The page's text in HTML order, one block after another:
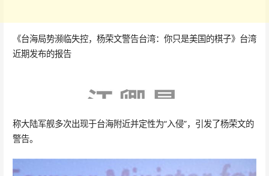
《台海局势濒临失控，杨荣文警告台湾：你只是美国的棋子》台湾
近期发布的报告
称大陆军舰多次出现于台海附近并定性为“入侵”，引发了杨荣文的
警告。